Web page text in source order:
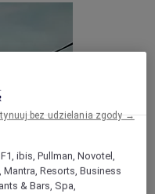
ibis, Pullman, Novotel,
Resorts, Business
& Bars, Spa,
bez udzielania zgody →